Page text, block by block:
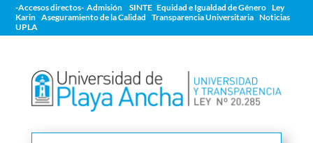
-Accesos directos- Admisión SINTEEquidad e Igualdad de Género Ley
Karin Aseguramiento de la Calidad Transparencia Universitaria Noticias
UPLA